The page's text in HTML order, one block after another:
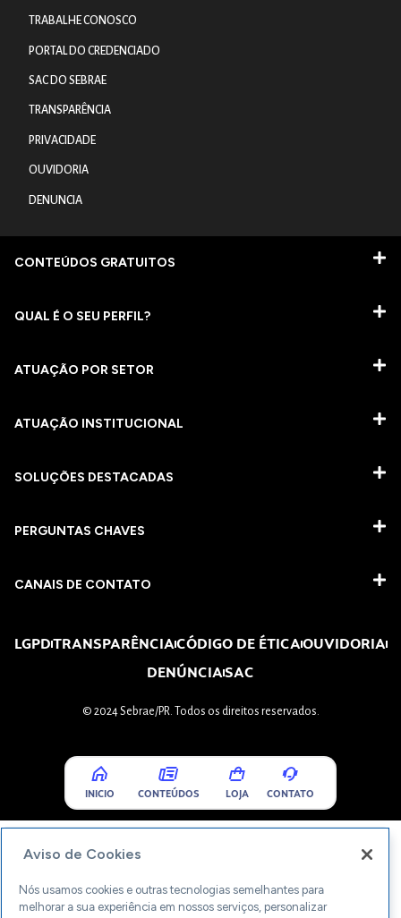
TRABALHE CONOSCO
PORTAL DO CREDENCIADO
SAC DO SEBRAE
TRANSPARÊNCIA
PRIVACIDADE
OUVIDORIA
DENUNCIA
CONTEÚDOS GRATUITOS
QUAL É O SEU PERFIL?
ATUAÇÃO POR SETOR
ATUAÇÃO INSTITUCIONAL
SOLUÇÕES DESTACADAS
PERGUNTAS CHAVES​
CANAIS DE CONTATO
LGPDTRANSPARÊNCIACÓDIGO DE ÉTICAOUVIDORIA
DENÚNCIASAC
© 2024 Sebrae/PR. Todos os direitos reservados.
INICIO CONTEÚDOS LOJA CONTATO
Aviso de Cookies
Nós usamos cookies e outras tecnologias semelhantes para
melhorar a sua experiência em nossos serviços, personalizar